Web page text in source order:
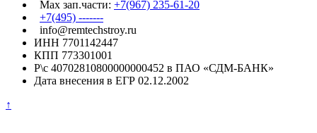
Max зап.части: +7(967) 235-61-20
+7(495) -------
info@remtechstroy.ru
ИНН 7701142447
КПП 773301001
Р\с 40702810800000000452 в ПАО «СДМ-БАНК»
Дата внесения в ЕГР 02.12.2002
↑